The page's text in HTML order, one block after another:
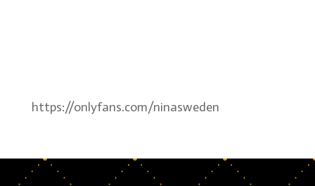
https://onlyfans.com/ninasweden